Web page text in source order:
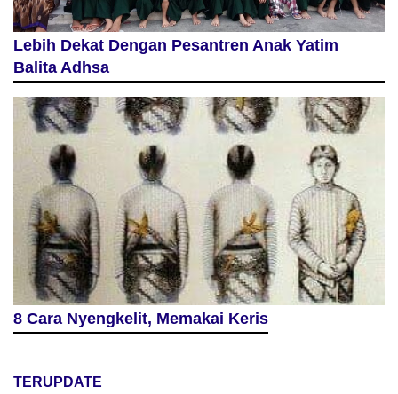
Lebih Dekat Dengan Pesantren Anak Yatim
Balita Adhsa
8 Cara Nyengkelit, Memakai Keris
TERUPDATE